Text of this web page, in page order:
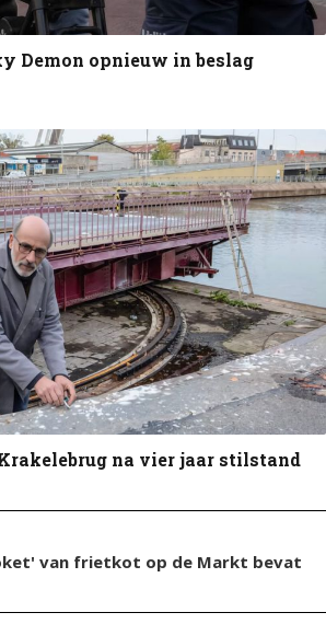
Demon opnieuw in beslag
na vier jaar stilstand
van frietkot op de Markt bevat